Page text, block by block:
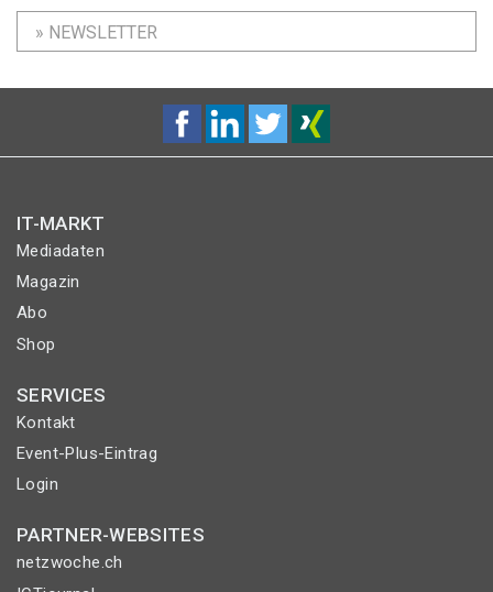
» NEWSLETTER
IT-MARKT
Mediadaten
Magazin
Abo
Shop
SERVICES
Kontakt
Event-Plus-Eintrag
Login
PARTNER-WEBSITES
netzwoche.ch